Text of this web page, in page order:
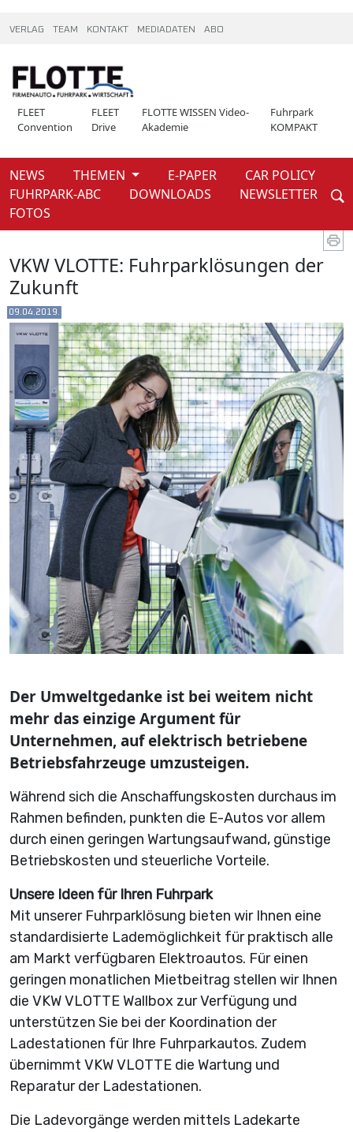
VERLAG TEAM KONTAKT MEDIADATEN ABO
FLEET
Convention
FLEET
Drive
FLOTTE WISSEN Video-
Akademie
Fuhrpark
KOMPAKT
NEWS THEMEN E-PAPER
CAR POLICY
FUHRPARK-ABC
DOWNLOADS
NEWSLETTER
FOTOS
Weiter
News
VKW VLOTTE: Fuhrparklösungen der
Zukunft
09.04.2019.
Der Umweltgedanke ist bei weitem nicht
mehr das einzige Argument für
Unternehmen, auf elektrisch betriebene
Betriebsfahrzeuge umzusteigen.
Während sich die Anschaffungskosten durchaus im
Rahmen befinden, punkten die E-Autos vor allem
durch einen geringen Wartungsaufwand, günstige
Betriebskosten und steuerliche Vorteile.
Unsere Ideen für Ihren Fuhrpark
Mit unserer Fuhrparklösung bieten wir Ihnen eine
standardisierte Lademöglichkeit für praktisch alle
am Markt verfügbaren Elektroautos. Für einen
geringen monatlichen Mietbeitrag stellen wir Ihnen
die VKW VLOTTE Wallbox zur Verfügung und
unterstützen Sie bei der Koordination der
Ladestationen für Ihre Fuhrparkautos. Zudem
übernimmt VKW VLOTTE die Wartung und
Reparatur der Ladestationen.
Die Ladevorgänge werden mittels Ladekarte